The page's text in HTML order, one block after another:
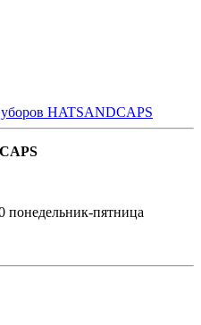
понедельник-пятница